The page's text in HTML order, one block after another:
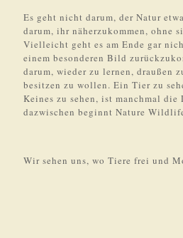
Es geht nicht darum, der Natur
darum, ihr näherzukommen, ohne
Vielleicht geht es am Ende gar
einem besonderen Bild
darum, wieder zu lernen, draußen
besitzen zu wollen. Ein Tier zu
Keines zu sehen, ist manchmal
dazwischen beginnt Nature
Wir sehen uns, wo Tiere frei und